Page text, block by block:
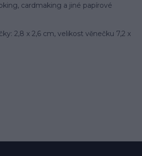
cardmaking a jiné papírové
2,8 x 2,6 cm, velikost věnečku 7,2 x